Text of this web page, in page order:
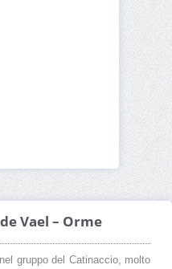
Vael – Orme
gruppo del Catinaccio, molto